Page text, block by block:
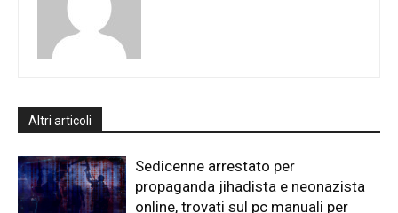
Altri articoli
Sedicenne arrestato per
propaganda jihadista e neonazista
online, trovati sul pc manuali per